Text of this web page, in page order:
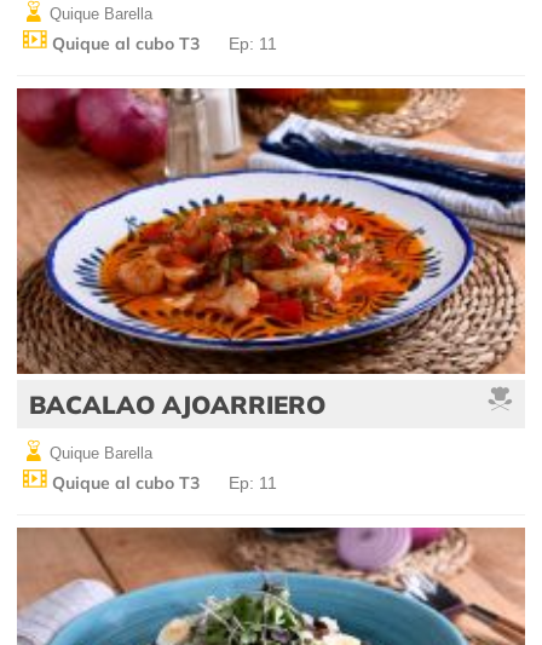
Quique Barella
Quique al cubo T3 Ep: 11
BACALAO AJOARRIERO
Quique Barella
Quique al cubo T3 Ep: 11